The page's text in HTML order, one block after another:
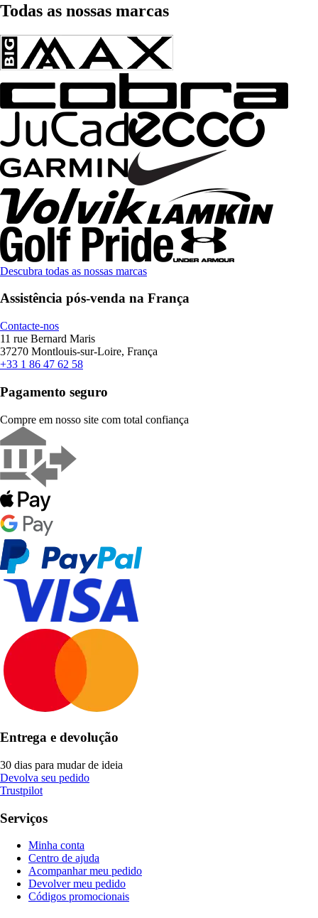
Todas as nossas marcas
Descubra todas as nossas marcas
Assistência pós-venda na França
Contacte-nos
11 rue Bernard Maris
37270 Montlouis-sur-Loire, França
+33 1 86 47 62 58
Pagamento seguro
Compre em nosso site com total confiança
Entrega e devolução
30 dias para mudar de ideia
Devolva seu pedido
Trustpilot
Serviços
Minha conta
Centro de ajuda
Acompanhar meu pedido
Devolver meu pedido
Códigos promocionais